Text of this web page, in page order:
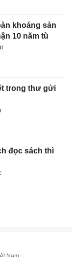
khoáng sản
10 năm tù
trong thư gửi
đọc sách thì